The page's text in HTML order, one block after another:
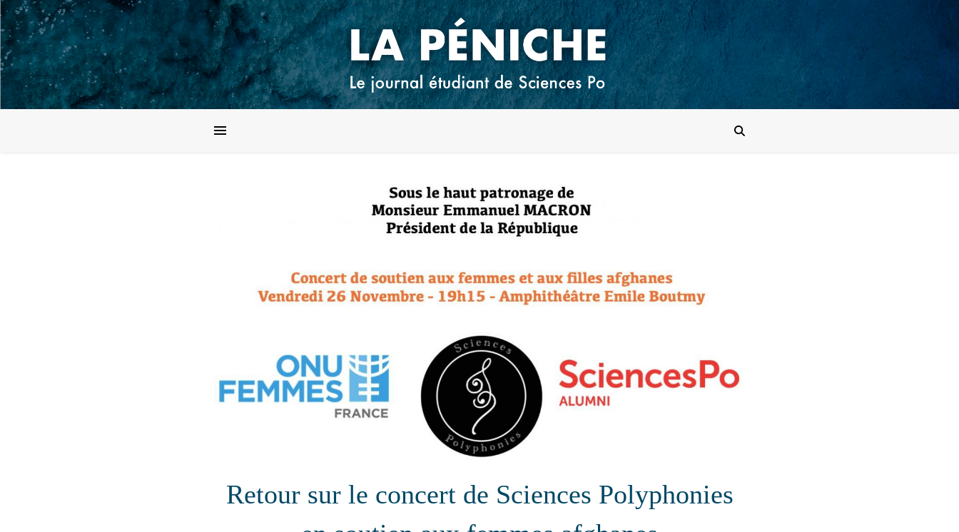
Retour sur le concert de Sciences Polyphonies